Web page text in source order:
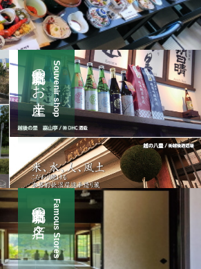
Souvenir shop
新潟市北区のお土産
Famous Stores
新潟市北区の名店